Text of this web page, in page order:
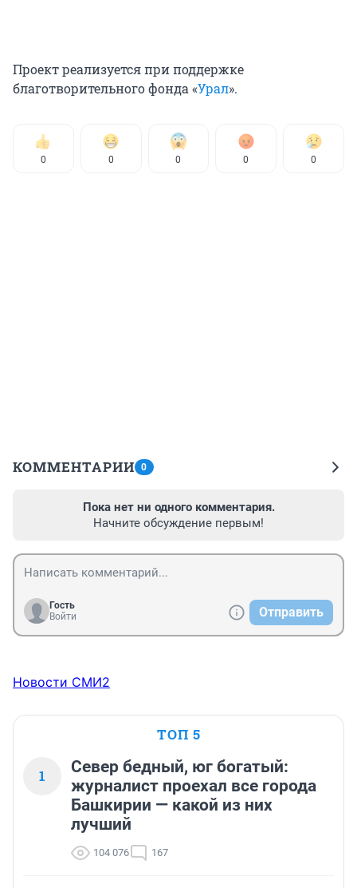
Проект реализуется при поддержке
благотворительного фонда «Урал».
0 0 0 0 0
КОММЕНТАРИИ 0
Пока нет ни одного комментария.
Начните обсуждение первым!
Гость
Войти
Отправить
Новости СМИ2
ТОП 5
1
Север бедный, юг богатый:
журналист проехал все города
Башкирии — какой из них
лучший
104 076 167